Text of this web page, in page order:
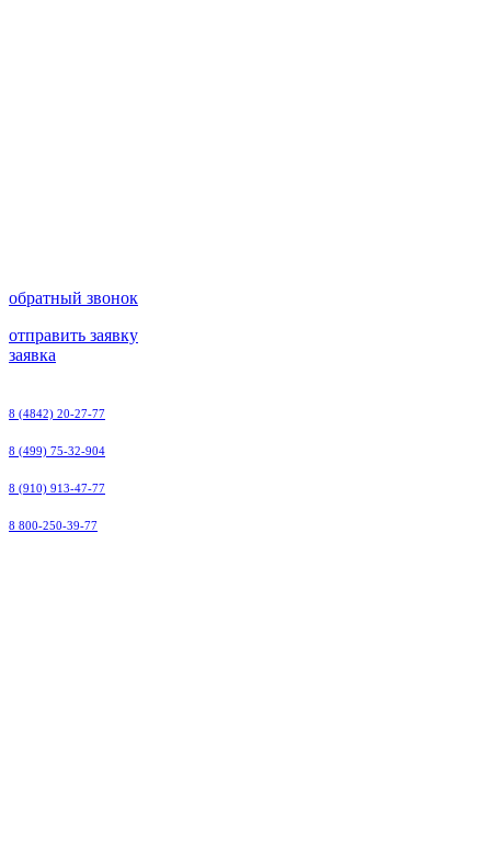
обратный звонок
отправить заявку
заявка
8 (4842) 20-27-77
8 (499) 75-32-904
8 (910) 913-47-77
8 800-250-39-77